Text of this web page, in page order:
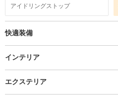
アイドリングストップ
快適装備
インテリア
エクステリア